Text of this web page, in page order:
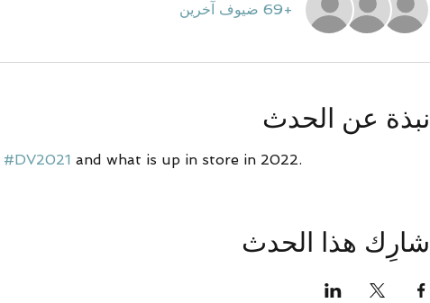
+69 ضيوف آخرين
نبذة عن الحدث
#DV2021 and what is up in store in 2022.
شارِك هذا الحدث